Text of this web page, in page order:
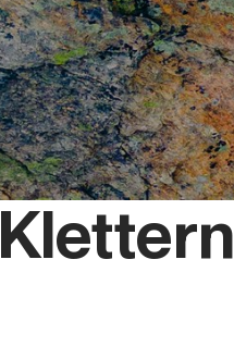
Klettern